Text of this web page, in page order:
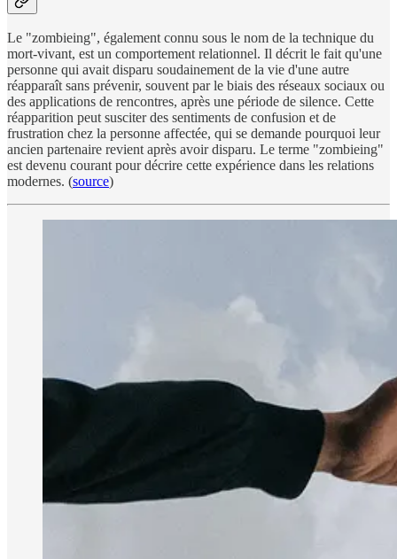
Le "zombieing", également connu sous le nom de la technique du
mort-vivant, est un comportement relationnel. Il décrit le fait qu'une
personne qui avait disparu soudainement de la vie d'une autre
réapparaît sans prévenir, souvent par le biais des réseaux sociaux ou
des applications de rencontres, après une période de silence. Cette
réapparition peut susciter des sentiments de confusion et de
frustration chez la personne affectée, qui se demande pourquoi leur
ancien partenaire revient après avoir disparu. Le terme "zombieing"
est devenu courant pour décrire cette expérience dans les relations
modernes. (source)